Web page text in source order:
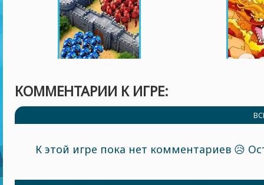
КОММЕНТАРИИ К ИГРЕ:
К этой игре пока нет комментариев 😥